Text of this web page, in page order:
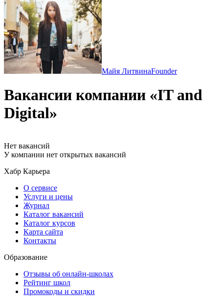
Майя ЛитвинаFounder
Вакансии компании «IT and
Digital»
Нет вакансий
У компании нет открытых вакансий
Хабр Карьера
О сервисе
Услуги и цены
Журнал
Каталог вакансий
Каталог курсов
Карта сайта
Контакты
Образование
Отзывы об онлайн-школах
Рейтинг школ
Промокоды и скидки